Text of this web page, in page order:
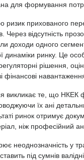
для формування
ризик прихованого
Через відсутність
доходи одного
динаміки ринку. Це
рішення,
фінансові
викликає те, що НКЕК
їх ані
ринок отримує
ніж професійний
неоднозначність у
під сумнів